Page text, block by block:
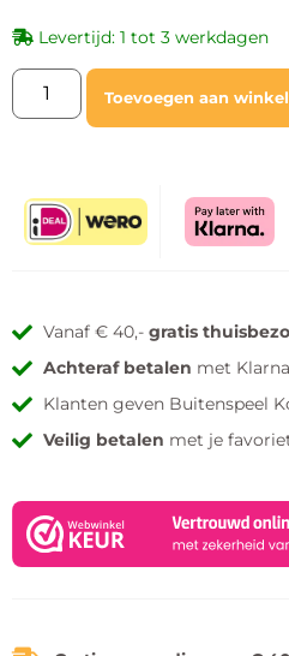
Levertijd: 1 tot 3 werkdagen
Toevoegen aan
Vanaf € 40,-gratis
Achteraf betalen met
Klanten geven Buitenspeel
Veilig betalen met je